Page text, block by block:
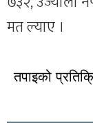
मत ल्याए ।
तपाइको